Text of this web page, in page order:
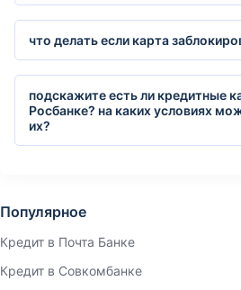
что делать если карта
подскажите есть ли кредитные
Росбанке? на каких условиях
их?
Популярное
Кредит в Почта Банке
Кредит в Совкомбанке